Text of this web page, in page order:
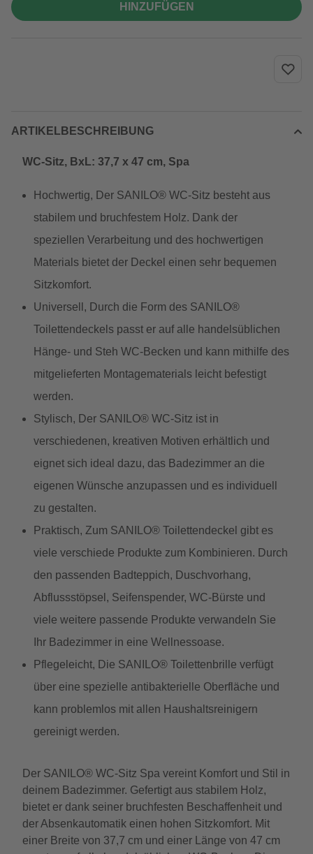
HINZUFÜGEN
ARTIKELBESCHREIBUNG
WC-Sitz, BxL: 37,7 x 47 cm, Spa
Hochwertig, Der SANILO® WC-Sitz besteht aus
stabilem und bruchfestem Holz. Dank der
speziellen Verarbeitung und des hochwertigen
Materials bietet der Deckel einen sehr bequemen
Sitzkomfort.
Universell, Durch die Form des SANILO®
Toilettendeckels passt er auf alle handelsüblichen
Hänge- und Steh WC-Becken und kann mithilfe des
mitgelieferten Montagematerials leicht befestigt
werden.
Stylisch, Der SANILO® WC-Sitz ist in
verschiedenen, kreativen Motiven erhältlich und
eignet sich ideal dazu, das Badezimmer an die
eigenen Wünsche anzupassen und es individuell
zu gestalten.
Praktisch, Zum SANILO® Toilettendeckel gibt es
viele verschiede Produkte zum Kombinieren. Durch
den passenden Badteppich, Duschvorhang,
Abflussstöpsel, Seifenspender, WC-Bürste und
viele weitere passende Produkte verwandeln Sie
Ihr Badezimmer in eine Wellnessoase.
Pflegeleicht, Die SANILO® Toilettenbrille verfügt
über eine spezielle antibakterielle Oberfläche und
kann problemlos mit allen Haushaltsreinigern
gereinigt werden.
Der SANILO® WC-Sitz Spa vereint Komfort und Stil in
deinem Badezimmer. Gefertigt aus stabilem Holz,
bietet er dank seiner bruchfesten Beschaffenheit und
der Absenkautomatik einen hohen Sitzkomfort. Mit
einer Breite von 37,7 cm und einer Länge von 47 cm